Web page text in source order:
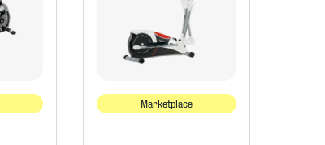
Marketplace